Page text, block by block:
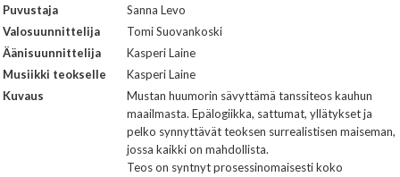
Puvustaja
Sanna Levo
Valosuunnittelija
Tomi Suovankoski
Äänisuunnittelija
Kasperi Laine
Musiikki teokselle
Kasperi Laine
Kuvaus
Mustan huumorin sävyttämä tanssiteos kauhun
maailmasta. Epälogiikka, sattumat, yllätykset ja
pelko synnyttävät teoksen surrealistisen maiseman,
jossa kaikki on mahdollista.
Teos on syntnyt prosessinomaisesti koko